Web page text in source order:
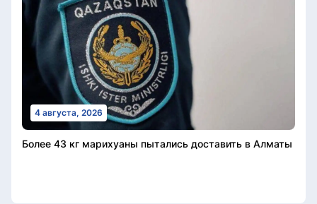
4 августа, 2026
Более 43 кг марихуаны пытались доставить в Алматы